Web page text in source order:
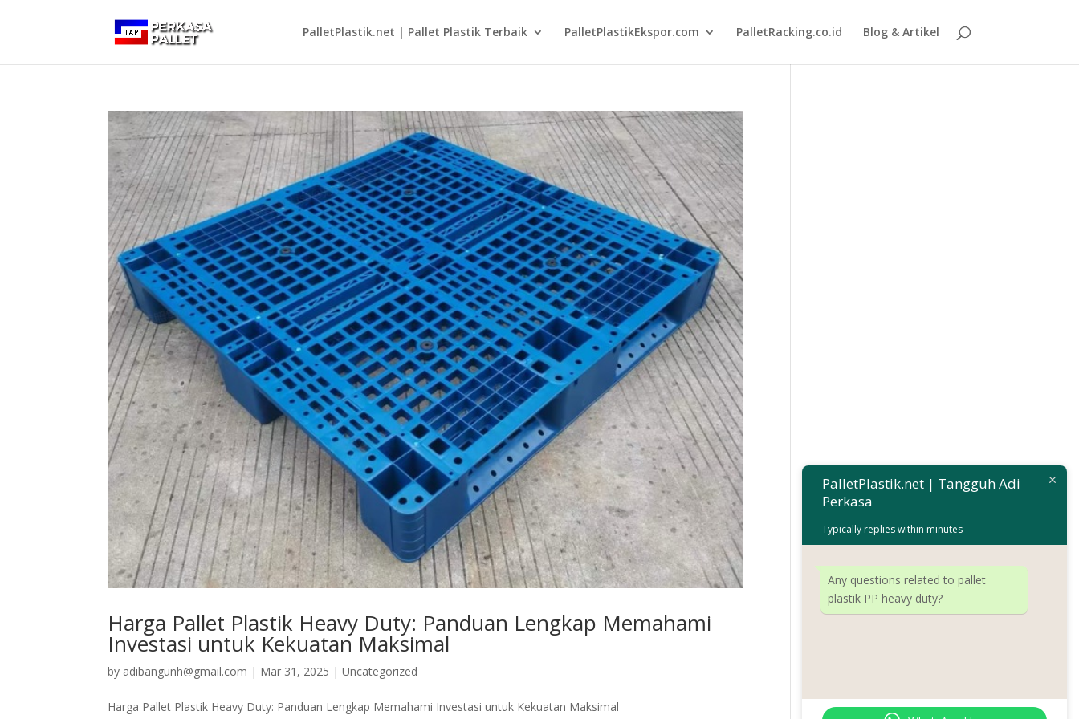
PalletPlastik.net | Pallet Plastik Terbaik PalletPlastikEkspor.com PalletRacking.co.id Blog & Artikel
Harga Pallet Plastik Heavy Duty: Panduan Lengkap Memahami
Investasi untuk Kekuatan Maksimal
by adibangunh@gmail.com | Mar 31, 2025 |Uncategorized
Harga Pallet Plastik Heavy Duty: Panduan Lengkap Memahami Investasi untuk Kekuatan Maksimal
PalletPlastik.net | Tangguh Adi
Perkasa
Typically replies within minutes
Any questions related to pallet
plastik PP heavy duty?